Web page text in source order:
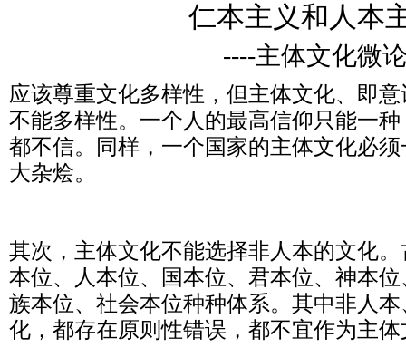
仁本主义和人本
----主体文化微
应该尊重文化多样性，但主体文化、即
不能多样性。一个人的最高信仰只能一
都不信。同样，一个国家的主体文化必
大杂烩。
其次，主体文化不能选择非人本的文化
本位、人本位、国本位、君本位、神本
族本位、社会本位种种体系。其中非人
化，都存在原则性错误，都不宜作为主体